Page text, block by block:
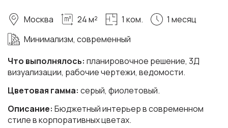
Что выполнялось: планировочное решение, 3Д
визуализации, рабочие чертежи, ведомости.
Цветовая гамма: серый, фиолетовый.
Описание: Бюджетный интерьер в современном
стиле в корпоративных цветах.
Москва 24 м² 1 ком.
1 месяц
Минимализм, современный